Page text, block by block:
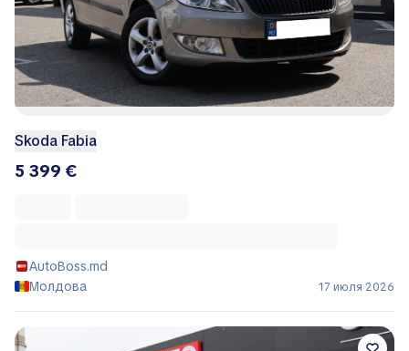
Skoda Fabia
5 399 €
AutoBoss.md
Молдова
17 июля 2026